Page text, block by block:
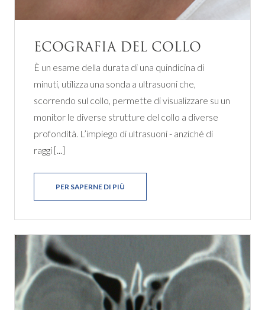
ECOGRAFIA DEL COLLO
È un esame della durata di una quindicina di
minuti, utilizza una sonda a ultrasuoni che,
scorrendo sul collo, permette di visualizzare su un
monitor le diverse strutture del collo a diverse
profondità. L’impiego di ultrasuoni - anziché di
raggi [...]
PER SAPERNE DI PIÙ